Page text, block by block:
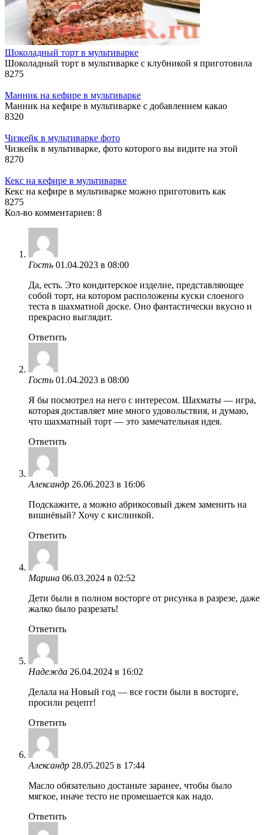
Шоколадный торт в мультиварке
Шоколадный торт в мультиварке с клубникой я приготовила
8275
Манник на кефире в мультиварке
Манник на кефире в мультиварке с добавлением какао
8320
Чизкейк в мультиварке фото
Чизкейк в мультиварке, фото которого вы видите на этой
8270
Кекс на кефире в мультиварке
Кекс на кефире в мультиварке можно приготовить как
8275
Кол-во комментариев: 8
Гость 01.04.2023 в 08:00
Да, есть. Это кондитерское изделие, представляющее
собой торт, на котором расположены куски слоеного
теста в шахматной доске. Оно фантастически вкусно и
прекрасно выглядит.
Ответить
Гость 01.04.2023 в 08:00
Я бы посмотрел на него с интересом. Шахматы — игра,
которая доставляет мне много удовольствия, и думаю,
что шахматный торт — это замечательная идея.
Ответить
Александр 26.06.2023 в 16:06
Подскажите, а можно абрикосовый джем заменить на
вишнёвый? Хочу с кислинкой.
Ответить
Марина 06.03.2024 в 02:52
Дети были в полном восторге от рисунка в разрезе, даже
жалко было разрезать!
Ответить
Надежда 26.04.2024 в 16:02
Делала на Новый год — все гости были в восторге,
просили рецепт!
Ответить
Александр 28.05.2025 в 17:44
Масло обязательно достаньте заранее, чтобы было
мягкое, иначе тесто не промешается как надо.
Ответить